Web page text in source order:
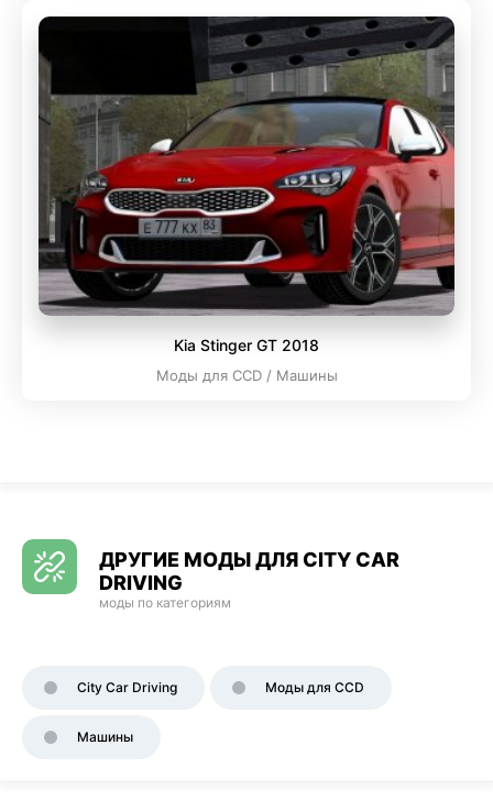
Kia Stinger GT 2018
Моды для CCD / Машины
ДРУГИЕ МОДЫ ДЛЯ CITY CAR
DRIVING
моды по категориям
City Car Driving Моды для CCD
Машины